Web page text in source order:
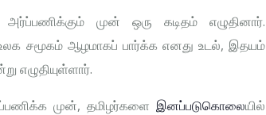
முன் ஒரு கடிதம் எழுதினார்.
சமூகம் ஆழமாகப் பார்க்க எனது உடல், இதயம்
எழுதியுள்ளார்.
முன், தமிழர்களை இனப்படுகொலையில்